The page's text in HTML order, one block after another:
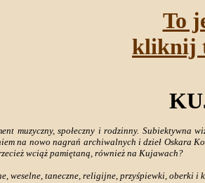
To
kliknij
muzyczny, społeczny i rodzinny.
na nowo nagrań archiwalnych i dzieł Oskara
wciąż pamiętaną, również na Kujawach?
weselne, taneczne, religijne, przyśpiewki, oberki